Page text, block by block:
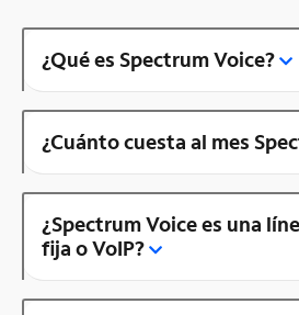
¿Qué es Spectrum Voice?
¿Cuánto cuesta al mes
¿Spectrum Voice es una
fija o VoIP?